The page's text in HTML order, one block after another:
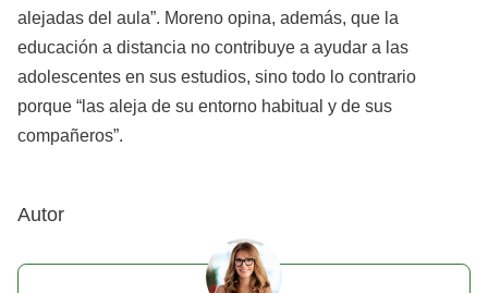
alejadas del aula”. Moreno opina, además, que la
educación a distancia no contribuye a ayudar a las
adolescentes en sus estudios, sino todo lo contrario
porque “las aleja de su entorno habitual y de sus
compañeros”.
Autor